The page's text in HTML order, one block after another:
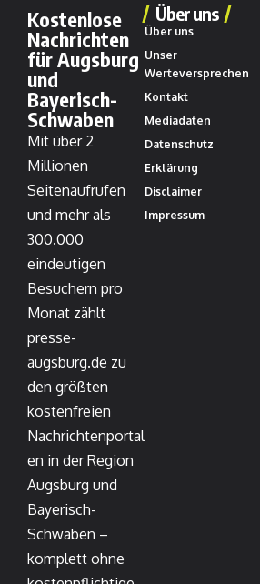
Kostenlose
Nachrichten
für Augsburg
und
Bayerisch-
Schwaben
Mit über 2
Millionen
Seitenaufrufen
und mehr als
300.000
eindeutigen
Besuchern pro
Monat zählt
presse-
augsburg.de zu
den größten
kostenfreien
Nachrichtenportal
en in der Region
Augsburg und
Bayerisch-
Schwaben –
komplett ohne
Über uns
Über uns
Unser
Werteversprechen
Kontakt
Mediadaten
Datenschutz
Erklärung
Disclaimer
Impressum